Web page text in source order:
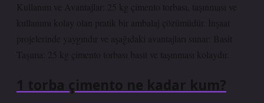
Kullanım ve Avantajlar: 25 kg çimento torbası, taşınması ve
kullanımı kolay olan pratik bir ambalaj çözümüdür. İnşaat
projelerinde yaygındır ve aşağıdaki avantajları sunar: Basit
Taşıma: 25 kg çimento torbası basit ve taşınması kolaydır.
1 torba çimento ne kadar kum?